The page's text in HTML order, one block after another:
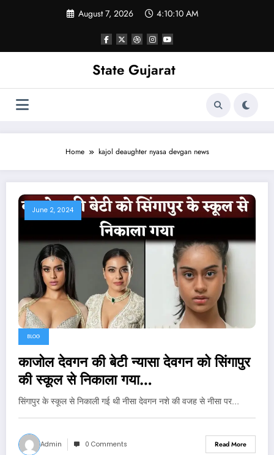
August 7, 2026 4:10:10 AM
State Gujarat
Home kajol deaughter nyasa devgan news
June 2, 2024
BLOG
काजोल देवगन की बेटी न्यासा देवगन को सिंगापुर
की स्कूल से निकाला गया…
सिंगापुर के स्कूल से निकाली गई थी नीसा देवगन नशे की वजह से नीसा पर…
Admin 0 Comments Read More